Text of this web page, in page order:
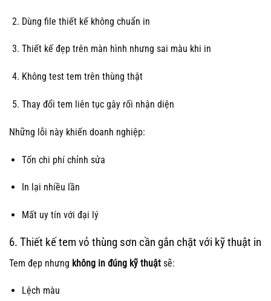
Dùng file thiết kế không chuẩn in
Thiết kế đẹp trên màn hình nhưng sai màu khi in
Không test tem trên thùng thật
Thay đổi tem liên tục gây rối nhận diện
Những lỗi này khiến doanh nghiệp:
Tốn chi phí chỉnh sửa
In lại nhiều lần
Mất uy tín với đại lý
6. Thiết kế tem vỏ thùng sơn cần gắn chặt với kỹ thuật in
Tem đẹp nhưng không in đúng kỹ thuật sẽ:
Lệch màu